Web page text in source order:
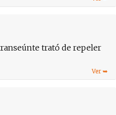
trató de repeler